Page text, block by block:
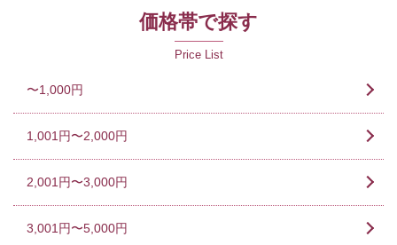
価格帯で探す
Price List
〜1,000円
1,001円〜2,000円
2,001円〜3,000円
3,001円〜5,000円